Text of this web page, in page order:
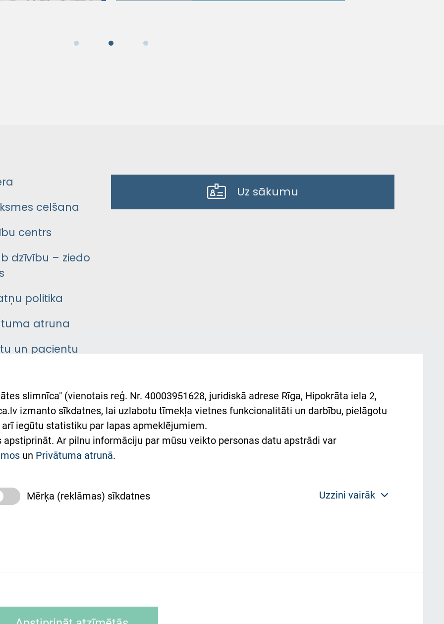
celšana
centrs
dzīvību – ziedo
politika
atruna
un pacientu
slimnīcas
Ukrainai
Східної лікарні
з Україною
Uz sākumu
slimnīca" (vienotais reģ. Nr. 40003951628, juridiskā adrese Rīga, Hipokrāta iela 2,
izmanto sīkdatnes, lai uzlabotu tīmekļa vietnes funkcionalitāti un darbību, pielāgotu
iegūtu statistiku par lapas apmeklējumiem.
Ar pilnu informāciju par mūsu veikto personas datu apstrādi var
un Privātuma atrunā.
Mērķa (reklāmas) sīkdatnes Uzzini vairāk
tīmekļa pārlūkprogramma (piemēram, Internet, Explorer, Firexox, Safari u.c.) saglabā